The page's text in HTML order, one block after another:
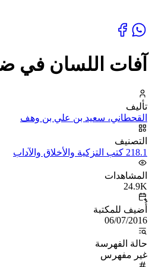
آفات اللسان في
تأليف
القحطاني، سعيد بن علي بن وهف
التصنيف
218.1 كتب التزكية والأخلاق والآداب
المشاهدات
24.9K
أُضيف للمكتبة
06/07/2016
حالة الفهرسة
غير مفهرس